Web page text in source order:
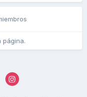
página.